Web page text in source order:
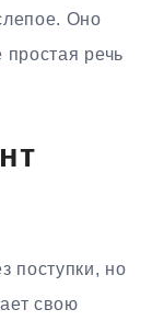
Оно
простая речь
поступки, но
свою